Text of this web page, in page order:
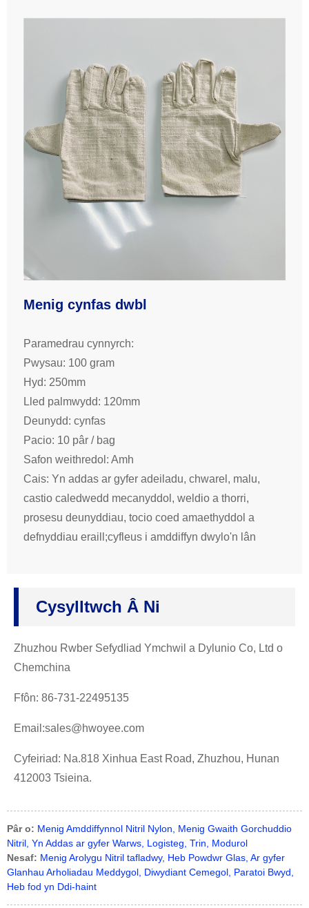
Menig cynfas dwbl
Paramedrau cynnyrch:
Pwysau: 100 gram
Hyd: 250mm
Lled palmwydd: 120mm
Deunydd: cynfas
Pacio: 10 pâr / bag
Safon weithredol: Amh
Cais: Yn addas ar gyfer adeiladu, chwarel, malu,
castio caledwedd mecanyddol, weldio a thorri,
prosesu deunyddiau, tocio coed amaethyddol a
defnyddiau eraill;cyfleus i amddiffyn dwylo'n lân
Cysylltwch Â Ni
Zhuzhou Rwber Sefydliad Ymchwil a Dylunio Co, Ltd o
Chemchina
Ffôn: 86-731-22495135
Email:sales@hwoyee.com
Cyfeiriad: Na.818 Xinhua East Road, Zhuzhou, Hunan
412003 Tsieina.
Pâr o: Menig Amddiffynnol Nitril Nylon, Menig Gwaith Gorchuddio
Nitril, Yn Addas ar gyfer Warws, Logisteg, Trin, Modurol
Nesaf: Menig Arolygu Nitril tafladwy, Heb Powdwr Glas, Ar gyfer
Glanhau Arholiadau Meddygol, Diwydiant Cemegol, Paratoi Bwyd,
Heb fod yn Ddi-haint